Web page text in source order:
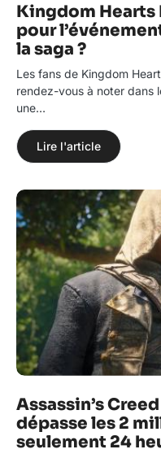
Kingdom Hearts
pour
la saga ?
Les fans de Kingdom
rendez-vous à noter dans
une…
Lire l'article
Assassin’s
dépasse les 2
seulement 24